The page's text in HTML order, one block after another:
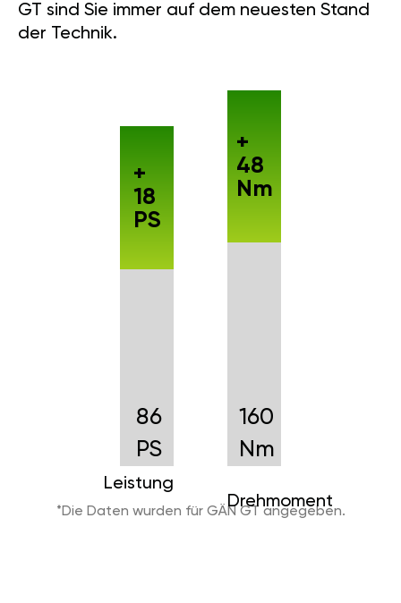
GT sind Sie immer auf dem neuesten Stand
der Technik.
86
PS
Leistung
+
18
PS
160
Nm
Drehmoment
+
48
Nm
*Die Daten wurden für GÄN GT angegeben.